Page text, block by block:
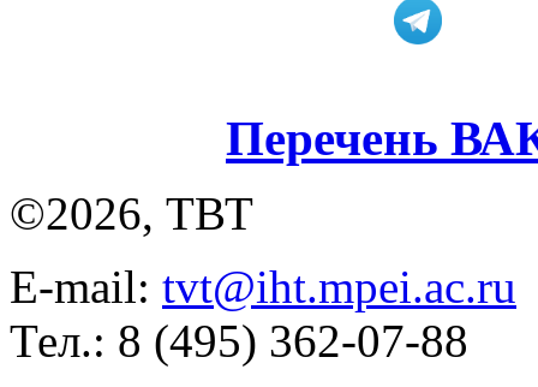
Перечень
©2026, ТВТ
E-mail: tvt@iht.mpei.ac.ru
Тел.: 8 (495) 362-07-88